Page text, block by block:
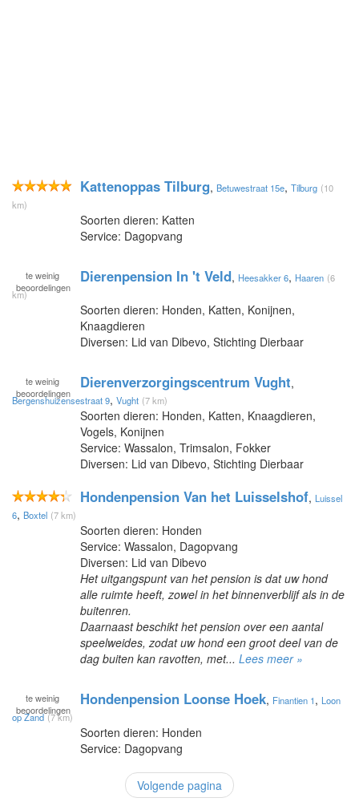
Kattenoppas Tilburg, Betuwestraat 15e, Tilburg (10
km)
Soorten dieren: Katten
Service: Dagopvang
te weinig
beoordelingen
Dierenpension In 't Veld, Heesakker 6, Haaren (6
km)
Soorten dieren: Honden, Katten, Konijnen,
Knaagdieren
Diversen: Lid van Dibevo, Stichting Dierbaar
te weinig
beoordelingen
Dierenverzorgingscentrum Vught,
Bergenshuizensestraat 9, Vught (7 km)
Soorten dieren: Honden, Katten, Knaagdieren,
Vogels, Konijnen
Service: Wassalon, Trimsalon, Fokker
Diversen: Lid van Dibevo, Stichting Dierbaar
Hondenpension Van het Luisselshof, Luissel
6, Boxtel (7 km)
Soorten dieren: Honden
Service: Wassalon, Dagopvang
Diversen: Lid van Dibevo
Het uitgangspunt van het pension is dat uw hond
alle ruimte heeft, zowel in het binnenverblijf als in de
buitenren.
Daarnaast beschikt het pension over een aantal
speelweides, zodat uw hond een groot deel van de
dag buiten kan ravotten, met... Lees meer »
te weinig
beoordelingen
Hondenpension Loonse Hoek, Finantien 1, Loon
op Zand (7 km)
Soorten dieren: Honden
Service: Dagopvang
Volgende pagina